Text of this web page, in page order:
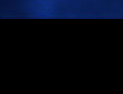
morte è sempre un dolore"